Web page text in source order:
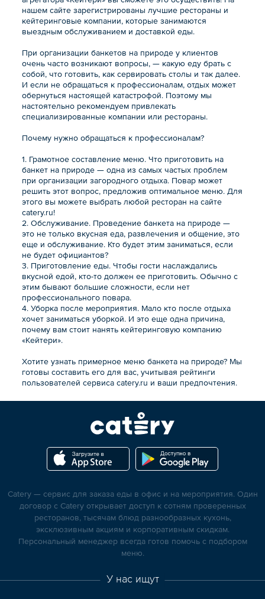
нашем сайте зарегистрированы лучшие рестораны и
кейтеринговые компании, которые занимаются
выездным обслуживанием и доставкой еды.
При организации банкетов на природе у клиентов
очень часто возникают вопросы, — какую еду брать с
собой, что готовить, как сервировать столы и так далее.
И если не обращаться к профессионалам, отдых может
обернуться настоящей катастрофой. Поэтому мы
настоятельно рекомендуем привлекать
специализированные компании или рестораны.
Почему нужно обращаться к профессионалам?
1. Грамотное составление меню. Что приготовить на
банкет на природе — одна из самых частых проблем
при организации загородного отдыха. Повар может
решить этот вопрос, предложив оптимальное меню. Для
этого вы можете выбрать любой ресторан на сайте
catery.ru!
2. Обслуживание. Проведение банкета на природе —
это не только вкусная еда, развлечения и общение, это
еще и обслуживание. Кто будет этим заниматься, если
не будет официантов?
3. Приготовление еды. Чтобы гости наслаждались
вкусной едой, кто-то должен ее приготовить. Обычно с
этим бывают большие сложности, если нет
профессионального повара.
4. Уборка после мероприятия. Мало кто после отдыха
хочет заниматься уборкой. И это еще одна причина,
почему вам стоит нанять кейтеринговую компанию
«Кейтери».
Хотите узнать примерное меню банкета на природе? Мы
готовы составить его для вас, учитывая рейтинги
пользователей сервиса catery.ru и ваши предпочтения.
Catery — сервис для заказа еды в офис и на мероприятия. Один
договор с Catery открывает доступ к сотням проверенных
ресторанов, тысячам блюд разнообразных кухонь,
эксклюзивным акциям и корпоративным скидкам.
Персональный менеджер всегда готов помочь с подбором
меню.
У нас ищут